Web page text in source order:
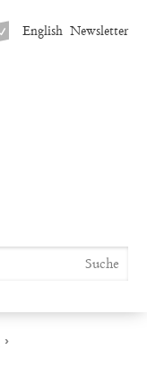
Newsletter
English
›